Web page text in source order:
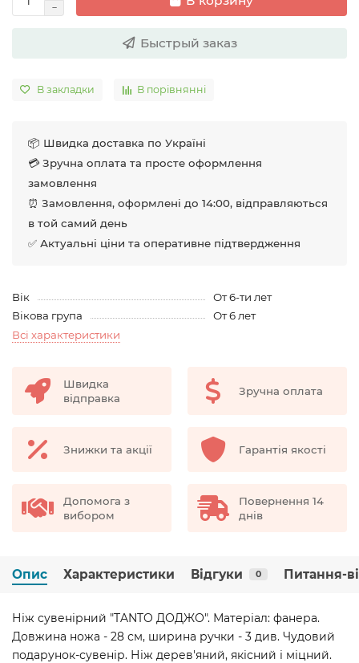
Быстрый заказ
В закладки В порівнянні
📦 Швидка доставка по Україні
💳 Зручна оплата та просте оформлення
замовлення
⏰ Замовлення, оформлені до 14:00, відправляються
в той самий день
✅ Актуальні ціни та оперативне підтвердження
Вік
От 6-ти лет
Вікова група
От 6 лет
Всі характеристики
Швидка
відправка
Зручна оплата
Знижки та акції Гарантія якості
Допомога з
вибором
Повернення 14
днів
Опис Характеристики Відгуки 0 Питання-
Ніж сувенірний "TANTO ДОДЖО". Матеріал: фанера.
Довжина ножа - 28 см, ширина ручки - 3 див. Чудовий
подарунок-сувенір. Ніж дерев'яний, якісний і міцний.